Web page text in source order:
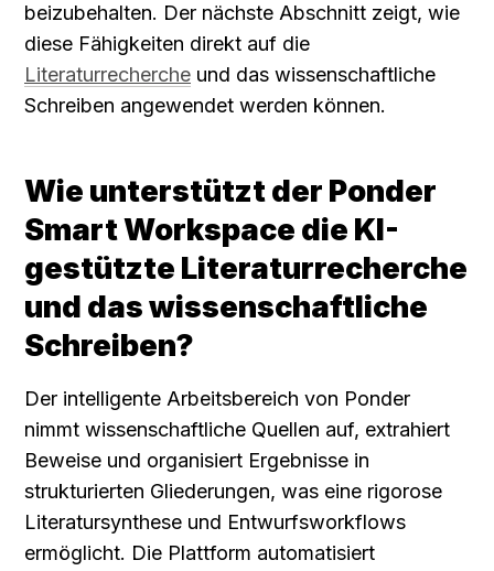
beizubehalten. Der nächste Abschnitt zeigt, wie
Literaturrecherche und das wissenschaftliche
Schreiben angewendet werden können.
Wie unterstützt der Ponder
Smart Workspace die KI-
gestützte Literaturrecherche
und das wissenschaftliche
Schreiben?
Der intelligente Arbeitsbereich von Ponder
nimmt wissenschaftliche Quellen auf, extrahiert
Beweise und organisiert Ergebnisse in
strukturierten Gliederungen, was eine rigorose
Literatursynthese und Entwurfsworkflows
ermöglicht. Die Plattform automatisiert